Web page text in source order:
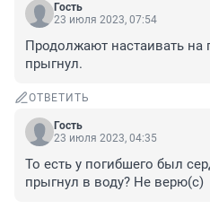
Гость
23 июля 2023, 07:54
Продолжают настаивать
прыгнул.
ОТВЕТИТЬ
Гость
23 июля 2023, 04:35
То есть у погибшего был
прыгнул в воду? Не верю(с)